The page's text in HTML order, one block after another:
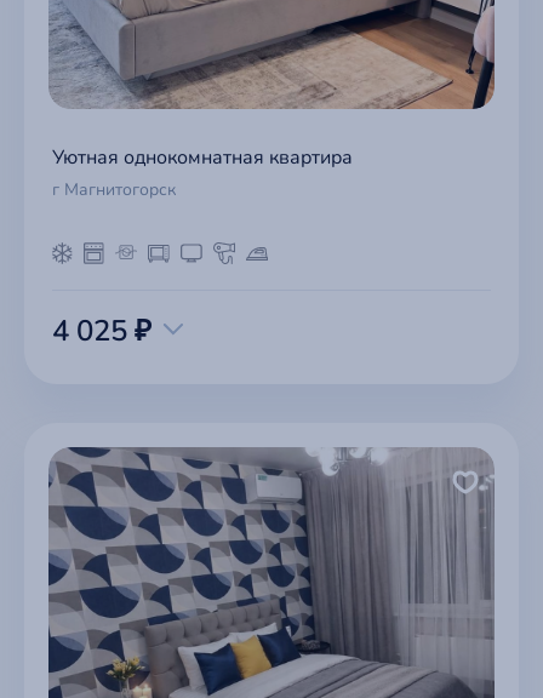
Уютная однокомнатная квартира
г Магнитогорск
4 025 ₽